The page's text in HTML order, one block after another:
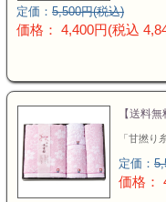
定価： 5,500円(税込)
価格： 4,400円(税込
【送料
「甘撚り
定価：
価格：